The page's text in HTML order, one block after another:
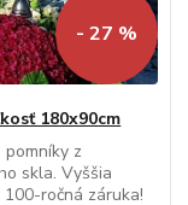
- 27 %
180x90cm
z
skla. Vyššia
ročná záruka!